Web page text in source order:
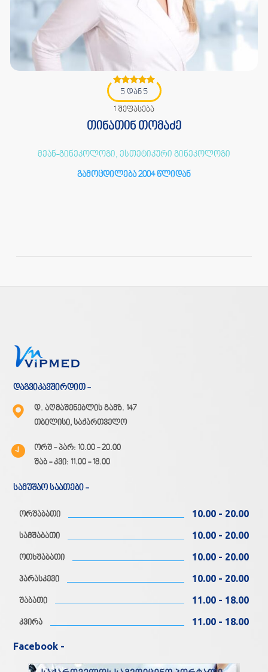
5 დან 5
1 შეფასება
თინათინ თომაძე
მეან-გინეკოლოგი, ესთეტიკური გინეკოლოგი
გამოცდილება 2004 წლიდან
დაგვიკავშირდით -
დ. აღმაშენებლის გამზ. 147
თბილისი, საქართველო
ორშ - პარ: 10.00 - 20.00
შაბ - კვი: 11.00 - 18.00
სამუშაო საათები -
ორშაბათი 10.00 - 20.00
სამშაბათი 10.00 - 20.00
ოთხშაბათი 10.00 - 20.00
პარასკევი 10.00 - 20.00
შაბათი 11.00 - 18.00
კვირა 11.00 - 18.00
Facebook -